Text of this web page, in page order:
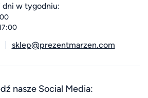
dni w tygodniu:
sklep@prezentmarzen.com
nasze Social Media: